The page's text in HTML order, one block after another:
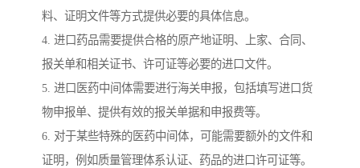
料、证明文件等方式提供必要的具体信息。
4. 进口药品需要提供合格的原产地证明、上家、合同、
报关单和相关证书、许可证等必要的进口文件。
5. 进口医药中间体需要进行海关申报，包括填写进口货
物申报单、提供有效的报关单据和申报费等。
6. 对于某些特殊的医药中间体，可能需要额外的文件和
证明，例如质量管理体系认证、药品的进口许可证等。